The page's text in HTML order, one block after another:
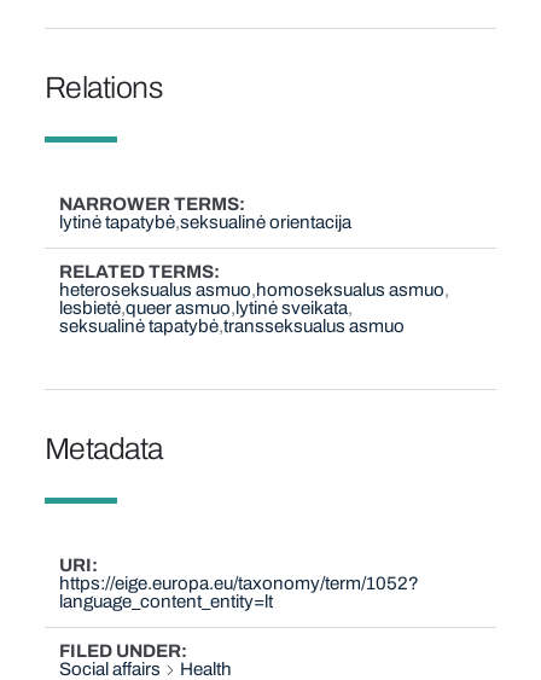
Relations
NARROWER TERMS
lytinė tapatybė seksualinė orientacija
RELATED TERMS
heteroseksualus asmuo homoseksualus asmuo
lesbietė queer asmuo lytinė sveikata
seksualinė tapatybė transseksualus asmuo
Metadata
URI
https://eige.europa.eu/taxonomy/term/1052?
language_content_entity=lt
FILED UNDER
Social affairs
Health